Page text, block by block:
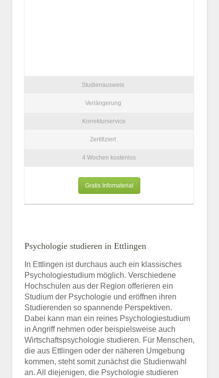
Studienausweis
Verlängerung
Korrekturservice
Zertifiziert
4 Wochen kostenlos
Gratis Infomaterial
Psychologie studieren in Ettlingen
In Ettlingen ist durchaus auch ein klassisches
Psychologiestudium möglich. Verschiedene
Hochschulen aus der Region offerieren ein
Studium der Psychologie und eröffnen ihren
Studierenden so spannende Perspektiven.
Dabei kann man ein reines Psychologiestudium
in Angriff nehmen oder beispielsweise auch
Wirtschaftspsychologie studieren. Für Menschen,
die aus Ettlingen oder der näheren Umgebung
kommen, steht somit zunächst die Studienwahl
an. All diejenigen, die Psychologie studieren